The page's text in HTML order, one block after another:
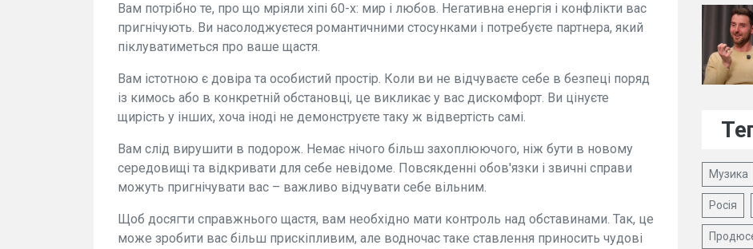
Вам потрібно те, про що мріяли хіпі 60-х: мир і любов. Негативна енергія і конфлікти вас
пригнічують. Ви насолоджуєтеся романтичними стосунками і потребуєте партнера, який
піклуватиметься про ваше щастя.
Вам істотною є довіра та особистий простір. Коли ви не відчуваєте себе в безпеці поряд
із кимось або в конкретній обстановці, це викликає у вас дискомфорт. Ви цінуєте
щирість у інших, хоча іноді не демонструєте таку ж відвертість самі.
Вам слід вирушити в подорож. Немає нічого більш захоплюючого, ніж бути в новому
середовищі та відкривати для себе невідоме. Повсякденні обов'язки і звичні справи
можуть пригнічувати вас – важливо відчувати себе вільним.
Щоб досягти справжнього щастя, вам необхідно мати контроль над обставинами. Так, це
може зробити вас більш прискіпливим, але водночас таке ставлення приносить чудові
Музика
Росія